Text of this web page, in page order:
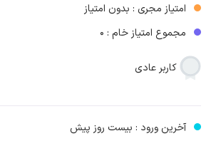
امتیاز مجری : بدون امتیاز
مجموع امتیاز خام : 0
کاربر عادی
آخرین ورود : بیست روز پیش
چت با